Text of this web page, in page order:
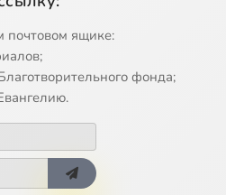
ящике:
фонда;